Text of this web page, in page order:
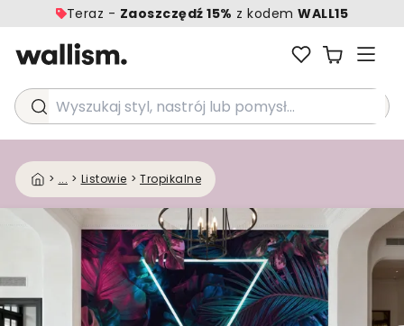
Teraz - Zaoszczędź 15% z kodemWALL15
Wyszukaj styl, nastrój lub pomysł...
> ... > Listowie > Tropikalne